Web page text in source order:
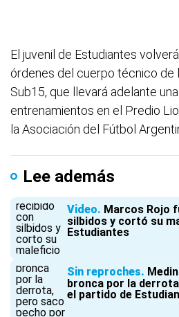
El juvenil de Estudiantes
órdenes del cuerpo técnico de
Sub15, que llevará adelante
entrenamientos en el Predio
la Asociación del Fútbol
Lee además
Video Marcos Rojo
silbidos y cortó su
Estudiantes
Sin reproches
bronca por la
el partido de